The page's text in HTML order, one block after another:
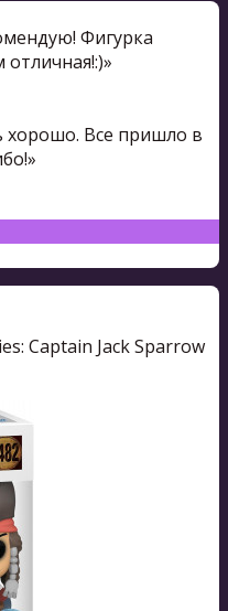
Фигурка
хорошо. Все пришло в
Captain Jack Sparrow